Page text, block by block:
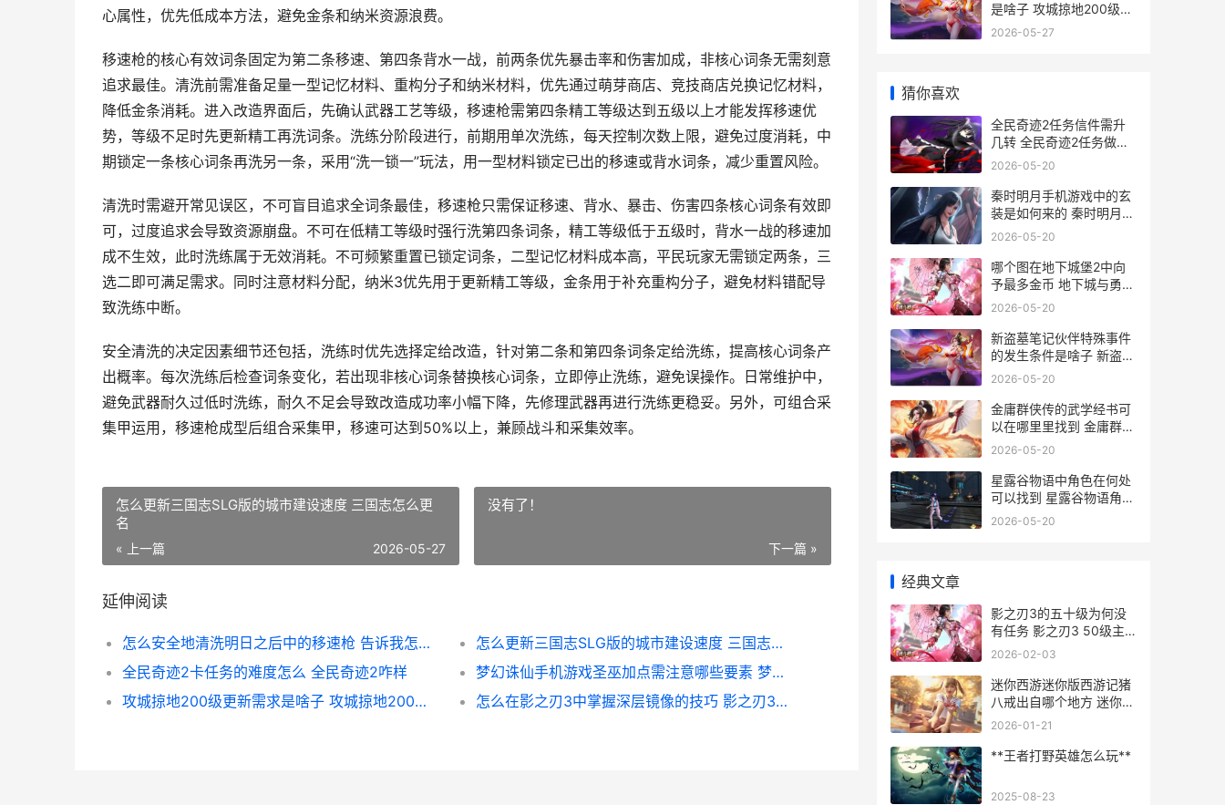
心属性，优先低成本方法，避免金条和纳米资源浪费。
移速枪的核心有效词条固定为第二条移速、第四条背水一战，前两条优先暴击率和伤害加成，非核心词条无需刻意
追求最佳。清洗前需准备足量一型记忆材料、重构分子和纳米材料，优先通过萌芽商店、竞技商店兑换记忆材料，
降低金条消耗。进入改造界面后，先确认武器工艺等级，移速枪需第四条精工等级达到五级以上才能发挥移速优
势，等级不足时先更新精工再洗词条。洗练分阶段进行，前期用单次洗练，每天控制次数上限，避免过度消耗，中
期锁定一条核心词条再洗另一条，采用“洗一锁一”玩法，用一型材料锁定已出的移速或背水词条，减少重置风险。
清洗时需避开常见误区，不可盲目追求全词条最佳，移速枪只需保证移速、背水、暴击、伤害四条核心词条有效即
可，过度追求会导致资源崩盘。不可在低精工等级时强行洗第四条词条，精工等级低于五级时，背水一战的移速加
成不生效，此时洗练属于无效消耗。不可频繁重置已锁定词条，二型记忆材料成本高，平民玩家无需锁定两条，三
选二即可满足需求。同时注意材料分配，纳米3优先用于更新精工等级，金条用于补充重构分子，避免材料错配导
致洗练中断。
安全清洗的决定因素细节还包括，洗练时优先选择定给改造，针对第二条和第四条词条定给洗练，提高核心词条产
出概率。每次洗练后检查词条变化，若出现非核心词条替换核心词条，立即停止洗练，避免误操作。日常维护中，
避免武器耐久过低时洗练，耐久不足会导致改造成功率小幅下降，先修理武器再进行洗练更稳妥。另外，可组合采
集甲运用，移速枪成型后组合采集甲，移速可达到50%以上，兼顾战斗和采集效率。
怎么更新三国志SLG版的城市建设速度 三国志怎么更
名
« 上一篇 2026-05-27
没有了！
下一篇 »
延伸阅读
怎么安全地清洗明日之后中的移速枪 告诉我怎样清洗
怎么更新三国志SLG版的城市建设速度 三国志怎么更名
全民奇迹2卡任务的难度怎么 全民奇迹2咋样
梦幻诛仙手机游戏圣巫加点需注意哪些要素 梦幻诛仙手机版
攻城掠地200级更新需求是啥子 攻城掠地200级后攻略
怎么在影之刃3中掌握深层镜像的技巧 影之刃3怎么sl
是啥子 攻城掠地200级后
攻略
2026-05-27
猜你喜欢
全民奇迹2任务信件需升
几转 全民奇迹2任务做完
干什么
2026-05-20
秦时明月手机游戏中的玄
装是如何来的 秦时明月手
游官方下载
2026-05-20
哪个图在地下城堡2中向
予最多金币 地下城与勇士
什么图挣钱
2026-05-20
新盗墓笔记伙伴特殊事件
的发生条件是啥子 新盗墓
笔记伙伴搭配图
2026-05-20
金庸群侠传的武学经书可
以在哪里里找到 金庸群侠
传武功效果
2026-05-20
星露谷物语中角色在何处
可以找到 星露谷物语角色
喜好表
2026-05-20
经典文章
影之刃3的五十级为何没
有任务 影之刃3 50级主
线
2026-02-03
迷你西游迷你版西游记猪
八戒出自哪个地方 迷你西
游通关攻略
2026-01-21
**王者打野英雄怎么玩**
2025-08-23